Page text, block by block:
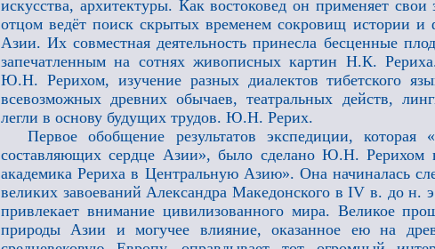
искусства, архитектуры. Как востоковед он применяет
отцом ведёт поиск скрытых временем сокровищ истории и
Азии. Их совместная деятельность принесла бесценные
запечатленным на сотнях живописных картин Н.К.
Ю.Н. Рерихом, изучение разных диалектов тибетского
всевозможных древних обычаев, театральных действ,
легли в основу будущих трудов. Ю.Н. Рерих.
Первое обобщение результатов экспедиции, которая
составляющих сердце Азии», было сделано Ю.Н. Рерихом
академика Рериха в Центральную Азию». Она начиналась
великих завоеваний Александра Македонского в IV в. до н.
привлекает внимание цивилизованного мира. Великое
природы Азии и могучее влияние, оказанное ею на